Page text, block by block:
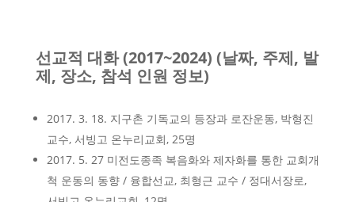
선교적 대화 (2017~2024) (날짜, 주제, 발
제, 장소, 참석 인원 정보)
2017. 3. 18. 지구촌 기독교의 등장과 로잔운동, 박형진
교수, 서빙고 온누리교회, 25명
2017. 5. 27 미전도종족 복음화와 제자화를 통한 교회개
척 운동의 동향 / 융합선교, 최형근 교수 / 정대서장로,